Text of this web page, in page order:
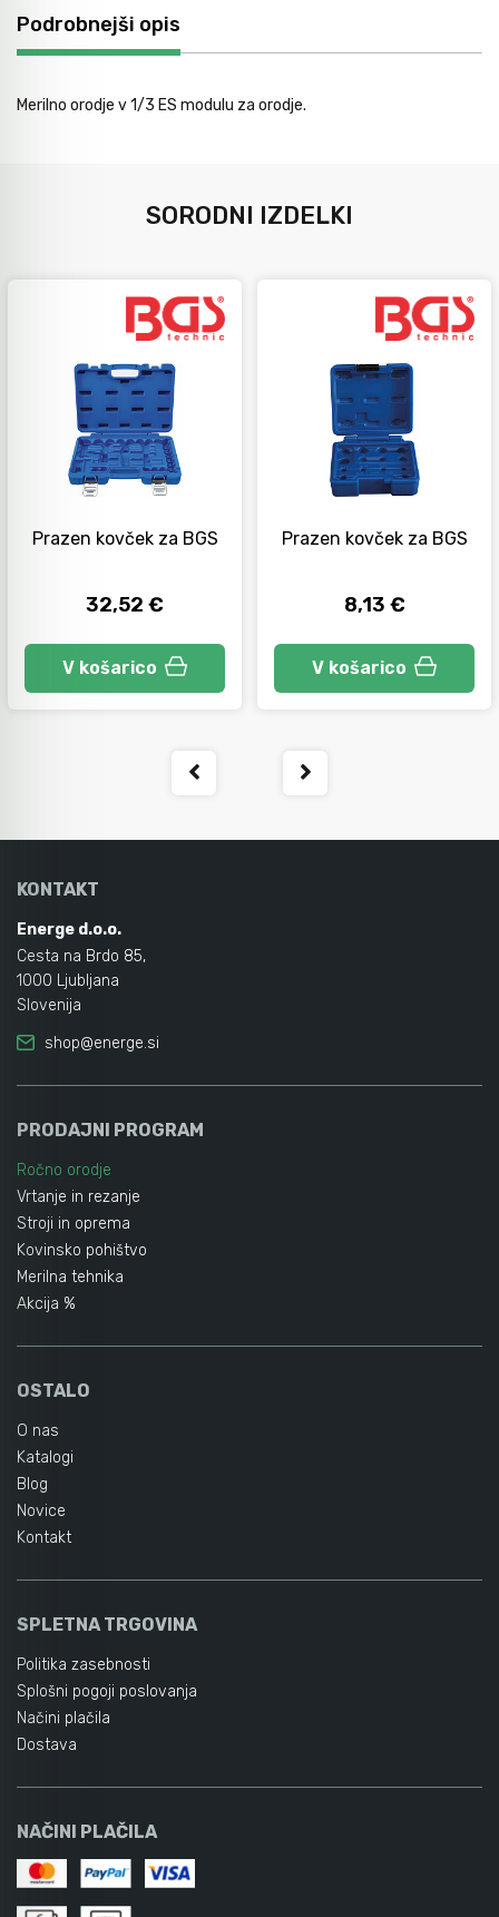
Podrobnejši opis
Merilno orodje v 1/3 ES modulu za orodje.
SORODNI IZDELKI
Prazen kovček za BGS
32,52 €
V košarico
Prazen kovček za BGS
8,13 €
V košarico
KONTAKT
Energe d.o.o.
Cesta na Brdo 85,
1000 Ljubljana
Slovenija
shop@energe.si
PRODAJNI PROGRAM
Ročno orodje
Vrtanje in rezanje
Stroji in oprema
Kovinsko pohištvo
Merilna tehnika
Akcija %
OSTALO
O nas
Katalogi
Blog
Novice
Kontakt
SPLETNA TRGOVINA
Politika zasebnosti
Splošni pogoji poslovanja
Načini plačila
Dostava
NAČINI PLAČILA
Neiskreče orodje